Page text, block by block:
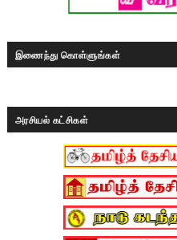
இணைந்து கொள்ளுங்கள்
அரசியல் கட்சிகள்